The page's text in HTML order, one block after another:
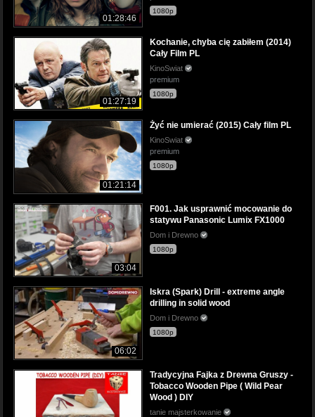
01:28:46
1080p
01:27:19
Kochanie, chyba cię zabiłem (2014)
Cały Film PL
KinoSwiat
premium
1080p
01:21:14
Żyć nie umierać (2015) Cały film PL
KinoSwiat
premium
1080p
03:04
F001. Jak usprawnić mocowanie do
statywu Panasonic Lumix FX1000
Dom i Drewno
1080p
06:02
Iskra (Spark) Drill - extreme angle
drilling in solid wood
Dom i Drewno
1080p
Tradycyjna Fajka z Drewna Gruszy -
Tobacco Wooden Pipe ( Wild Pear
Wood ) DIY
tanie majsterkowanie